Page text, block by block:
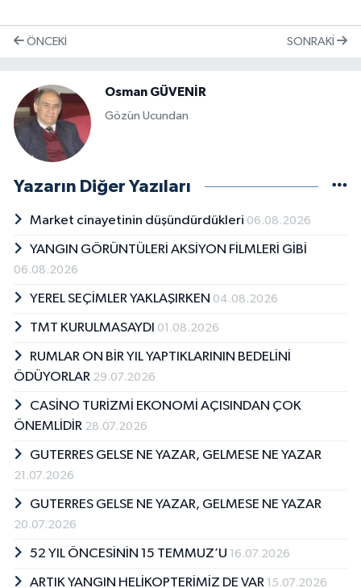
ÖNCEKI SONRAKI
Osman GÜVENİR
Gözün Ucundan
Yazarın Diğer Yazıları
Market cinayetinin düşündürdükleri 06.08.2026
YANGIN GÖRÜNTÜLERİ AKSİYON FİLMLERİ GİBİ
06.08.2026
YEREL SEÇİMLER YAKLAŞIRKEN 04.08.2026
TMT KURULMASAYDI 01.08.2026
RUMLAR ON BİR YIL YAPTIKLARININ BEDELİNİ
ÖDÜYORLAR 29.07.2026
CASİNO TURİZMİ EKONOMİ AÇISINDAN ÇOK
ÖNEMLİDİR 28.07.2026
GUTERRES GELSE NE YAZAR, GELMESE NE YAZAR
21.07.2026
GUTERRES GELSE NE YAZAR, GELMESE NE YAZAR
20.07.2026
52 YIL ÖNCESİNİN 15 TEMMUZ’U 16.07.2026
ARTIK YANGIN HELİKOPTERİMİZ DE VAR 15.07.2026